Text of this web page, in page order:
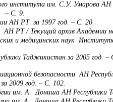
института им. С.У. Умарова
– С. 9.
АН РТ за 1997 год. – С. 20.
РТ / Текущий архив Академии
и медицинских наук
Таджикистан за 2005 год. –
безопасности АН
2009 год. – С. 102.
им. А. Дониша АН